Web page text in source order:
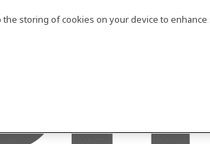
the storing of cookies on your device to